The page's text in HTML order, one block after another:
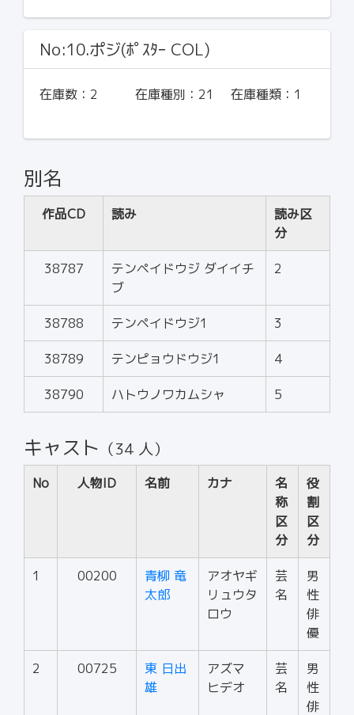
No:10.ポジ(ﾎﾟｽﾀｰ COL)
在庫数： 2 在庫種別： 21 在庫種類： 1
別名
作品CD 読み
読み区
分
38787
テンペイドウジ ダイイチ
ブ
2
38788 テンペイドウジ1 3
38789 テンピョウドウジ1 4
38790 ハトウノワカムシャ 5
キャスト （34 人）
No 人物ID 名前 カナ
名
称
区
分
役
割
区
分
1 00200
青柳 竜
太郎
アオヤギ
リュウタ
ロウ
芸
名
男
性
俳
優
2 00725
東 日出
雄
アズマ
ヒデオ
芸
名
男
性
俳